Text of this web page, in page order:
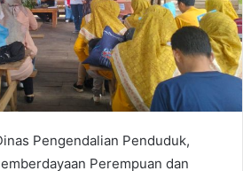
Pengendalian Penduduk,
Perempuan dan